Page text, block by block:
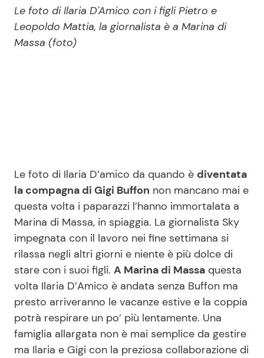
Persone Scomparse
Politica
Programmi TV
News Musica
News Spettacolo
Benessere
Casa
Moda e Style
Mondo Mamma
Cucina e Ricette
Consigli di Cucina
Dolci
Le Ricette in TV
Le foto di Ilaria D'Amico con i figli Pietro e
Leopoldo Mattia, la giornalista è a Marina di
Massa (foto)
Le foto di Ilaria D’amico da quando è diventata
la compagna di Gigi Buffon non mancano mai e
questa volta i paparazzi l’hanno immortalata a
Marina di Massa, in spiaggia. La giornalista Sky
impegnata con il lavoro nei fine settimana si
rilassa negli altri giorni e niente è più dolce di
stare con i suoi figli. A Marina di Massa questa
volta Ilaria D’Amico è andata senza Buffon ma
presto arriveranno le vacanze estive e la coppia
potrà respirare un po’ più lentamente. Una
famiglia allargata non è mai semplice da gestire
ma Ilaria e Gigi con la preziosa collaborazione di